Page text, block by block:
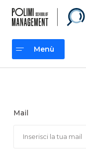
contenuto
Menù
Mail